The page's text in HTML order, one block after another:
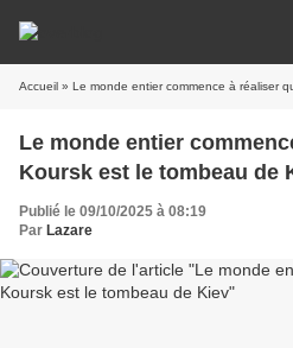
Accueil » Le monde entier commence à réaliser
Le monde entier
Koursk est le tombeau de
Publié le 09/10/2025 à 08:19
Par Lazare